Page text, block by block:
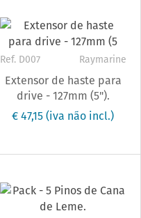
Ref. D007 Raymarine
Extensor de haste para
drive - 127mm (5").
€ 47,15(iva não incl.)